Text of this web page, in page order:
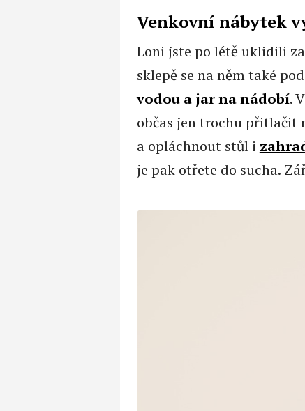
Venkovní nábytek
Loni jste po létě uklidili
sklepě se na něm také
vodou a jar na nádobí.
občas jen trochu přitlačit
a opláchnout stůl i
je pak otřete do sucha.